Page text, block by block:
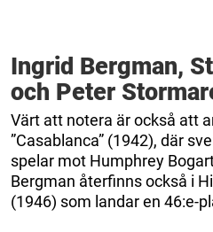
Ingrid Bergman,
och Peter
Värt att notera är också att
”Casablanca” (1942), där
spelar mot Humphrey
Bergman återfinns också i
(1946) som landar en 46:e-